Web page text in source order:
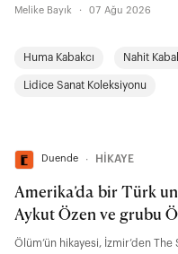
koleksiyonun kuşaklar boyunca
diyalog alanlarını ve Lidice ile
konuştuk.
Melike Bayık · 07 Ağu 2026
Huma Kabakcı Nahit
Lidice Sanat Koleksiyonu
Duende ∙ HİKAYE
Amerika’da bir Türk
Aykut Özen ve grubu
Ölüm’ün hikayesi, İzmir’den The